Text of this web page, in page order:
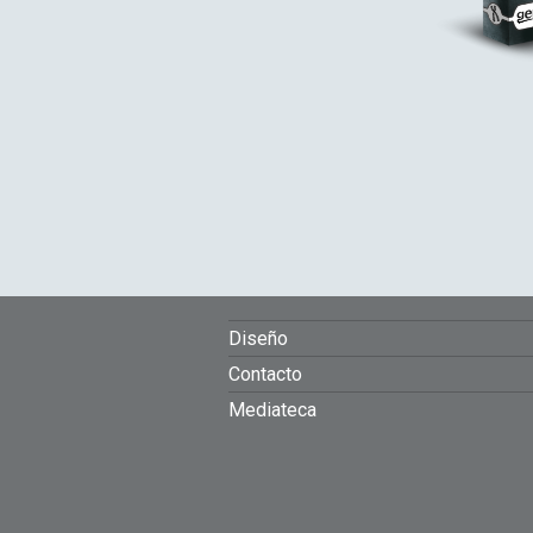
FOOTER
MENU
Diseño
Contacto
Mediateca